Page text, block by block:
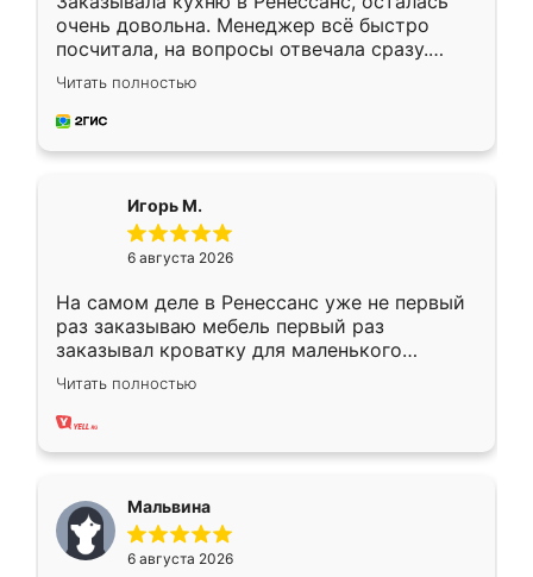
очень довольна. Менеджер всё быстро
посчитала, на вопросы отвечала сразу.
Замерщик приехал в субботу, подошёл к
делу со всей ответственностью. Собрали
за день, ребята работали аккуратно, даже
Читать полностью
Игорь М.
6 августа 2026
На самом деле в Ренессанс уже не первый
раз заказываю мебель первый раз
заказывал кроватку для маленького
ребёнка при его рождении ,во второй раз
заказал шкаф-купе. По качеству очень
хорошее сборка достаточно быстрая,
меньше, здесь же он более разнообразный.
Мне нравится ,если что-то потребуется из
мебели буду заказывать только здесь.
Читать полностью
Мальвина
6 августа 2026